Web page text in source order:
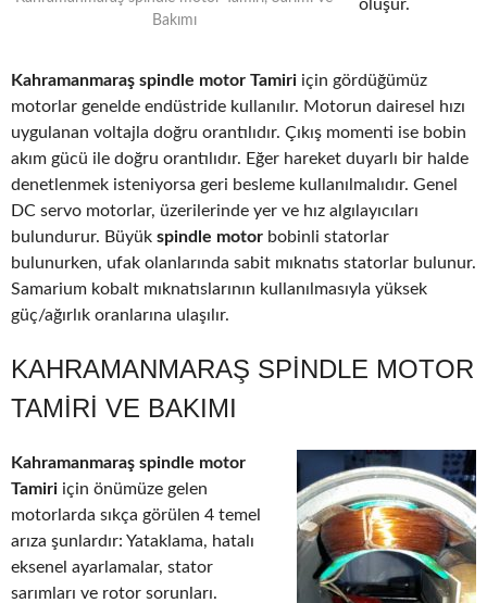
Bakımı
oluşur.
Kahramanmaraş spindle motor Tamiri için gördüğümüz
motorlar genelde endüstride kullanılır. Motorun dairesel hızı
uygulanan voltajla doğru orantılıdır. Çıkış momenti ise bobin
akım gücü ile doğru orantılıdır. Eğer hareket duyarlı bir halde
denetlenmek isteniyorsa geri besleme kullanılmalıdır. Genel
DC servo motorlar, üzerilerinde yer ve hız algılayıcıları
bulundurur. Büyük spindle motor bobinli statorlar
bulunurken, ufak olanlarında sabit mıknatıs statorlar bulunur.
Samarium kobalt mıknatıslarının kullanılmasıyla yüksek
güç/ağırlık oranlarına ulaşılır.
KAHRAMANMARAŞ SPINDLE MOTOR
TAMIRI VE BAKIMI
Kahramanmaraş spindle motor
Tamiri için önümüze gelen
motorlarda sıkça görülen 4 temel
arıza şunlardır: Yataklama, hatalı
eksenel ayarlamalar, stator
sarımları ve rotor sorunları.